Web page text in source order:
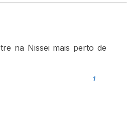
na Nissei mais perto de
1